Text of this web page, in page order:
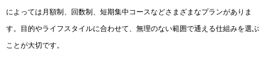
によっては月額制、回数制、短期集中コースなどさまざまなプランがありま
す。目的やライフスタイルに合わせて、無理のない範囲で通える仕組みを選ぶ
ことが大切です。